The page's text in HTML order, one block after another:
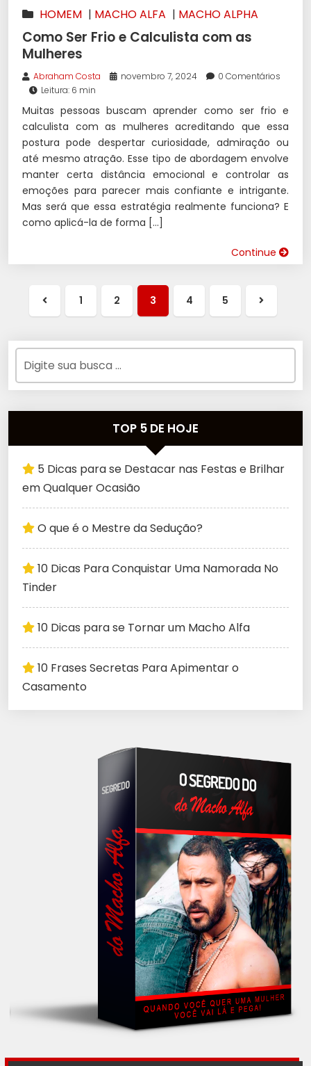
HOMEM | MACHO ALFA | MACHO ALPHA
Como Ser Frio e Calculista com as
Mulheres
Abraham Costa novembro 7, 2024
0 Comentários
Leitura: 6 min
Muitas pessoas buscam aprender como ser frio e
calculista com as mulheres acreditando que essa
postura pode despertar curiosidade, admiração ou
até mesmo atração. Esse tipo de abordagem envolve
manter certa distância emocional e controlar as
emoções para parecer mais confiante e intrigante.
Mas será que essa estratégia realmente funciona? E
como aplicá-la de forma […]
Continue
1 2 3 4 5
TOP 5 DE HOJE
5 Dicas para se Destacar nas Festas e Brilhar
em Qualquer Ocasião
O que é o Mestre da Sedução?
10 Dicas Para Conquistar Uma Namorada No
Tinder
10 Dicas para se Tornar um Macho Alfa
10 Frases Secretas Para Apimentar o
Casamento